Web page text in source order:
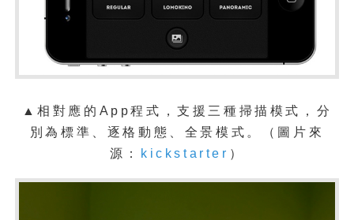
▲相對應的App程式，支援三種掃描模式，分
別為標準、逐格動態、全景模式。
（ 圖片來
源：
kickstarter ）